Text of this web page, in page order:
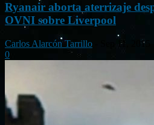
Ryanair aborta aterrizaje
OVNI sobre Liverpool
Carlos Alarcón Tarrillo
Sep 11, 2015
0